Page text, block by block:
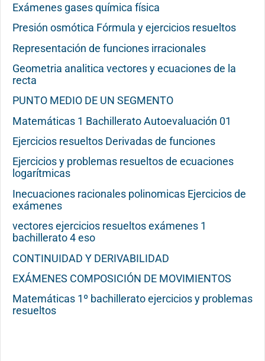
Exámenes gases química física
Presión osmótica Fórmula y ejercicios resueltos
Representación de funciones irracionales
Geometria analitica vectores y ecuaciones de la
recta
PUNTO MEDIO DE UN SEGMENTO
Matemáticas 1 Bachillerato Autoevaluación 01
Ejercicios resueltos Derivadas de funciones
Ejercicios y problemas resueltos de ecuaciones
logarítmicas
Inecuaciones racionales polinomicas Ejercicios de
exámenes
vectores ejercicios resueltos exámenes 1
bachillerato 4 eso
CONTINUIDAD Y DERIVABILIDAD
EXÁMENES COMPOSICIÓN DE MOVIMIENTOS
Matemáticas 1º bachillerato ejercicios y problemas
resueltos